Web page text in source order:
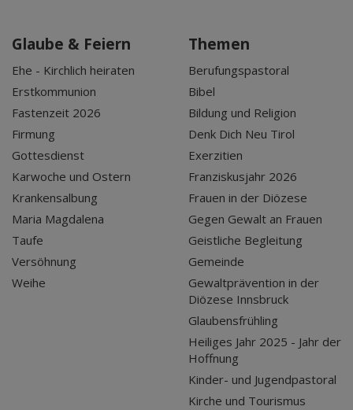
Glaube & Feiern
Ehe - Kirchlich heiraten
Erstkommunion
Fastenzeit 2026
Firmung
Gottesdienst
Karwoche und Ostern
Krankensalbung
Maria Magdalena
Taufe
Versöhnung
Weihe
Themen
Berufungspastoral
Bibel
Bildung und Religion
Denk Dich Neu Tirol
Exerzitien
Franziskusjahr 2026
Frauen in der Diözese
Gegen Gewalt an Frauen
Geistliche Begleitung
Gemeinde
Gewaltprävention in der
Diözese Innsbruck
Glaubensfrühling
Heiliges Jahr 2025 - Jahr der
Hoffnung
Kinder- und Jugendpastoral
Kirche und Tourismus